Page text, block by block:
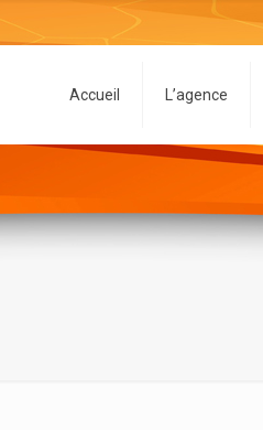
Accueil L’agence